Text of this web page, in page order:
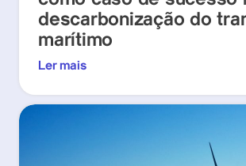
descarbonização do
marítimo
Ler mais